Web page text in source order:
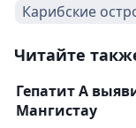
Карибские
Читайте
Гепатит А
Мангистау